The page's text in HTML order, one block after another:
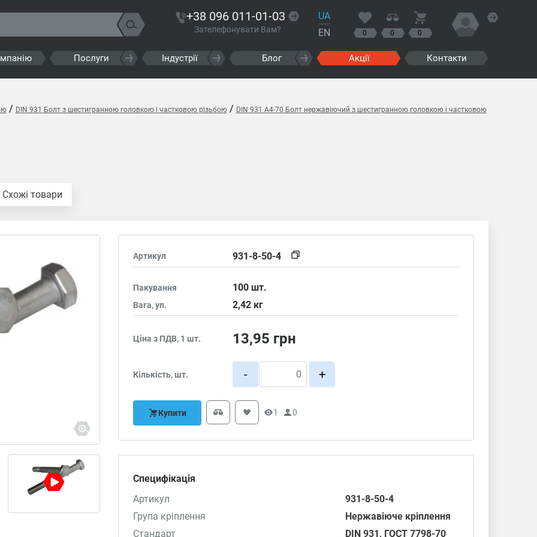
+38 096 011-01-03
Зателефонувати Вам?
UA
EN
0 0 0
Послуги Індустрії Блог Акції Контакти
/ DIN 931 Болт з шестигранною головкою і частковою різьбою/ DIN 931 A4-70 Болт нержавіючий з шестигранною головкою і частковою
Схожі товари
Артикул 931-8-50-4
Пакування 100шт.
Вага, уп. 2,42 кг
Ціна з ПДВ, 1 шт. 13,95 грн
Кількість, шт. - +
Купити 1 0
Специфікація
Артикул
931-8-50-4
Група кріплення
Нержавіюче кріплення
Стандарт
DIN 931, ГОСТ 7798-70